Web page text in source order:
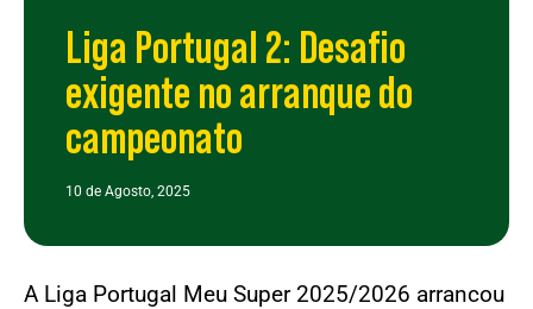
Liga Portugal 2: Desafio
exigente no arranque do
campeonato
10 de Agosto, 2025
A Liga Portugal Meu Super 2025/2026 arrancou